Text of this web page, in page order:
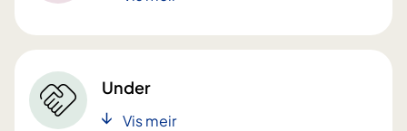
Under
Vis meir